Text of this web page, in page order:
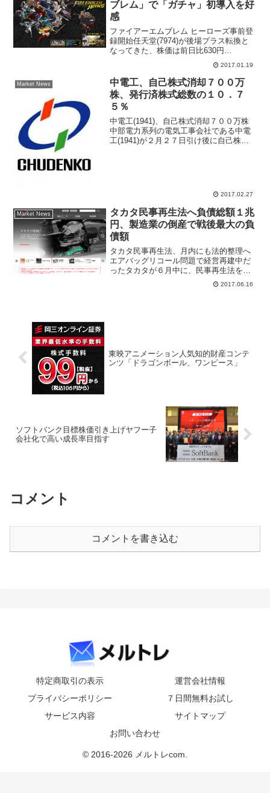
ブレム」で「ガチャ」初導入を好
感
ファイアーエムブレム ヒーローズ事前登
録開始任天堂(7974)が後場プラス転換と
なってきた、株価は前日比630円
（2.7％）高の２万4095円まで買われてい
る。同社はツィッターできょう午前にス
マートフォン（Android）向け『ファイア
ーエ...
2017.01.19
Market News
中電工、自己株式消却７００万
株、発行済株式総数の１０．７
５％
中電工(1941)、自己株式消却７００万株
中部電力系列の電気工事会社である中電
工(1941)が２月２７日引け後に自己株式
2017.02.27
Market News
タカタ民事再生法へ負債総額１兆
円、製造業の倒産で戦後最大の負
債額
タカタ民事再生法、月内にも法的整理へ
エアバッグリコール問題で経営再建中だ
ったタカタが６月中に、民事再生法を東
京地裁に申し立てると複数のメディアが
報じた。東京証券取引所は真偽の確認の
2017.06.16
東映アニメーション人気知的財産コンテ
ンツ「ドラゴンボール、ワンピース」
ソフトバンク目標株価引き上げヤフー子
会社化で高い成長率目指す
コメント
コメントを書き込む
特定商取引の表示
運営会社情報
プライバシーポリシー
７日間無料お試し
サービス内容
サイトマップ
お問い合わせ
© 2016-2026 メルトレcom.